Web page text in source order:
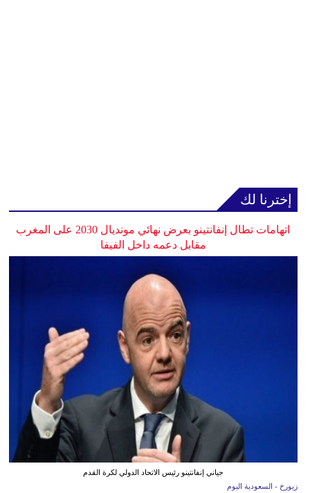
إخترنا لك
اتهامات تطال إنفانتينو بعرض نهائي مونديال 2030 على المغرب
مقابل دعمه داخل الفيفا
جياني إنفانتينو رئيس الاتحاد الدولي لكرة القدم
زيورخ - السعودية اليوم